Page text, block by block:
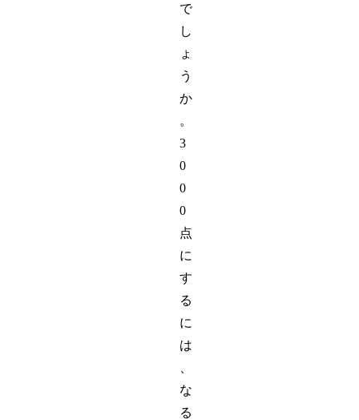
で
し
ょ
う
か
。
3
0
0
0
点
に
す
る
に
は
な
る